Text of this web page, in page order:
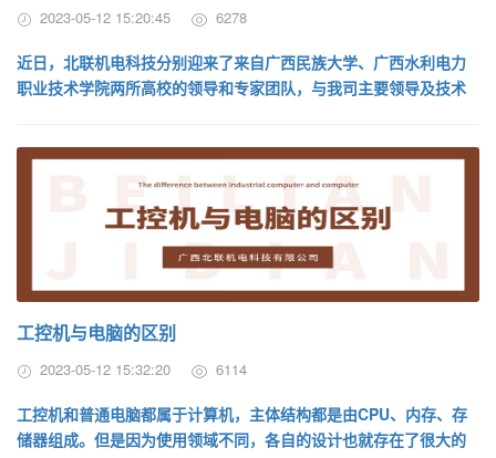
2023-05-12 15:20:45 6278
近日，北联机电科技分别迎来了来自广西民族大学、广西水利电力
职业技术学院两所高校的领导和专家团队，与我司主要领导及技术
工控机与电脑的区别
2023-05-12 15:32:20 6114
工控机和普通电脑都属于计算机，主体结构都是由CPU、内存、存
储器组成。但是因为使用领域不同，各自的设计也就存在了很大的